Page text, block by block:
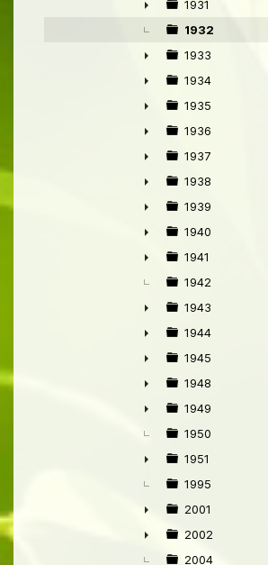
►
1931
1932
►
1933
►
1934
►
1935
►
1936
►
1937
►
1938
►
1939
►
1940
►
1941
1942
►
1943
►
1944
►
1945
►
1948
►
1949
1950
►
1951
1995
►
2001
►
2002
2004